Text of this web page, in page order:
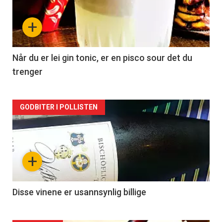
nå
-
2
+
Når du er lei gin tonic, er en pisco sour det du
trenger
Forsiden
akkurat
nå
3
+
GODBITER I POLLISTEN
Disse vinene er usannsynlig billige